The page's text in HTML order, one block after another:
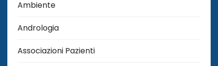
Ambiente
Andrologia
Associazioni Pazienti